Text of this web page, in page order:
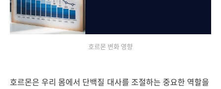
호르몬 변화 영향
호르몬은 우리 몸에서 단백질 대사를 조절하는 중요한 역할을